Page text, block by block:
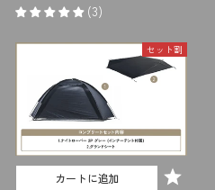
(3)
セット割
カートに追加